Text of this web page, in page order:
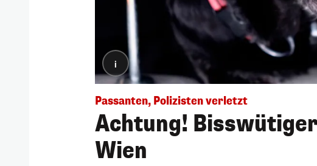
i
Passanten, Polizisten verletzt
Achtung!
Wien